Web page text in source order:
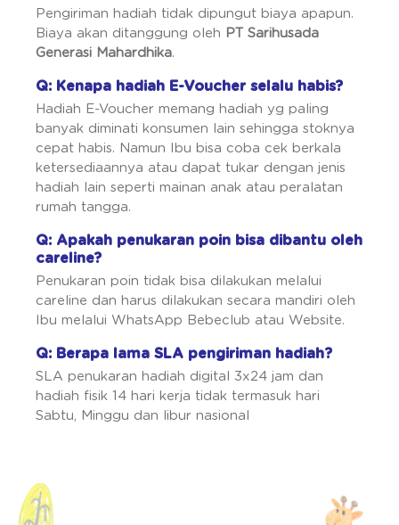
Pengiriman hadiah tidak dipungut biaya apapun.
Biaya akan ditanggung oleh PT Sarihusada
Generasi Mahardhika.
Q: Kenapa hadiah E-Voucher selalu habis?
Hadiah E-Voucher memang hadiah yg paling
banyak diminati konsumen lain sehingga stoknya
cepat habis. Namun Ibu bisa coba cek berkala
ketersediaannya atau dapat tukar dengan jenis
hadiah lain seperti mainan anak atau peralatan
rumah tangga.
Q: Apakah penukaran poin bisa dibantu oleh
careline?
Penukaran poin tidak bisa dilakukan melalui
careline dan harus dilakukan secara mandiri oleh
Ibu melalui WhatsApp Bebeclub atau Website.
Q: Berapa lama SLA pengiriman hadiah?
SLA penukaran hadiah digital 3x24 jam dan
hadiah fisik 14 hari kerja tidak termasuk hari
Sabtu, Minggu dan libur nasional